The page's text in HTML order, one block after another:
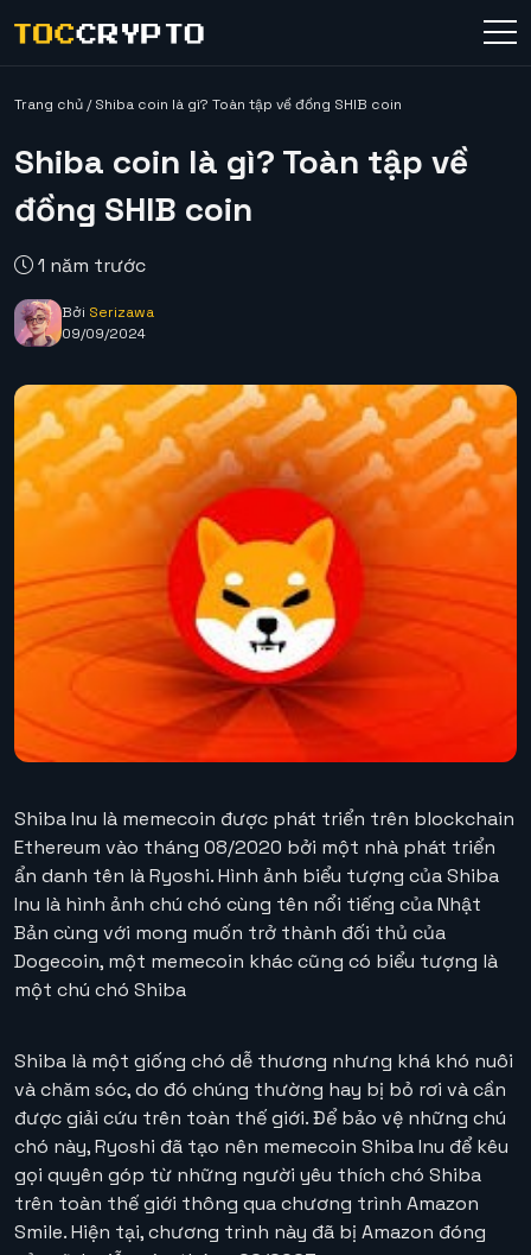
Trang chủ/Shiba coin là gì? Toàn tập về đồng SHIB coin
Shiba coin là gì? Toàn tập về
đồng SHIB coin
1 năm trước
Bởi Serizawa
09/09/2024
Shiba Inu là memecoin được phát triển trên blockchain
Ethereum vào tháng 08/2020 bởi một nhà phát triển
ẩn danh tên là Ryoshi. Hình ảnh biểu tượng của Shiba
Inu là hình ảnh chú chó cùng tên nổi tiếng của Nhật
Bản cùng với mong muốn trở thành đối thủ của
Dogecoin, một memecoin khác cũng có biểu tượng là
một chú chó Shiba
Shiba là một giống chó dễ thương nhưng khá khó nuôi
và chăm sóc, do đó chúng thường hay bị bỏ rơi và cần
được giải cứu trên toàn thế giới. Để bảo vệ những chú
chó này, Ryoshi đã tạo nên memecoin Shiba Inu để kêu
gọi quyên góp từ những người yêu thích chó Shiba
trên toàn thế giới thông qua chương trình Amazon
Smile. Hiện tại, chương trình này đã bị Amazon đóng